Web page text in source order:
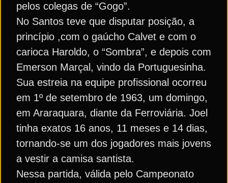
pelos colegas de “Gogo”.
No Santos teve que disputar posição, a
princípio ,com o gaúcho Calvet e com o
carioca Haroldo, o “Sombra”, e depois com
Emerson Marçal, vindo da Portuguesinha.
Sua estreia na equipe profissional ocorreu
em 1º de setembro de 1963, um domingo,
em Araraquara, diante da Ferroviária. Joel
tinha exatos 16 anos, 11 meses e 14 dias,
tornando-se um dos jogadores mais jovens
a vestir a camisa santista.
Nessa partida, válida pelo Campeonato